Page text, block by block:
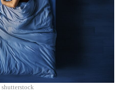
shutterstock